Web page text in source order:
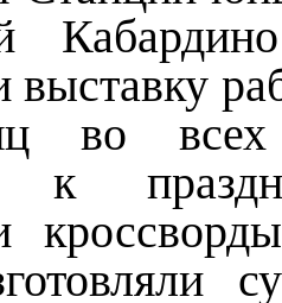
выставку
во всех
к